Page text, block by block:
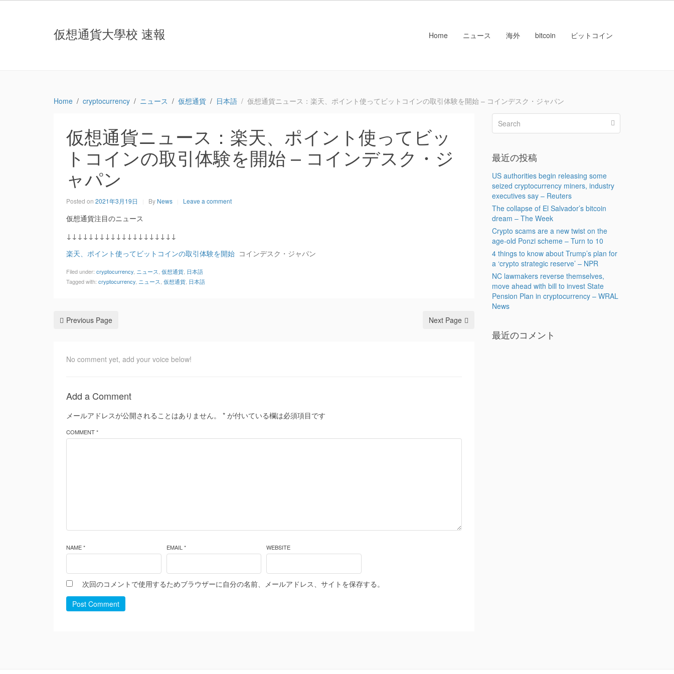
仮想通貨大學校 速報 Home ニュース 海外 bitcoin ビットコイン
Home cryptocurrency ニュース 仮想通貨 日本語 仮想通貨ニュース：楽天、ポイント使ってビットコインの取引体験を開始 – コインデスク・ジャパン
仮想通貨ニュース：楽天、ポイント使ってビッ
トコインの取引体験を開始 – コインデスク・ジ
ャパン
Posted on 2021年3月19日 By News Leave a comment
仮想通貨注目のニュース
↓↓↓↓↓↓↓↓↓↓↓↓↓↓↓↓↓↓↓↓
楽天、ポイント使ってビットコインの取引体験を開始 コインデスク・ジャパン
Filed under: cryptocurrency ニュース 仮想通貨 日本語
Tagged with: cryptocurrency ニュース 仮想通貨 日本語
Previous Page Next Page
No comment yet, add your voice below!
Add a Comment
メールアドレスが公開されることはありません。 * が付いている欄は必須項目です
COMMENT *
NAME * EMAIL * WEBSITE
次回のコメントで使用するためブラウザーに自分の名前、メールアドレス、サイトを保存する。
Post Comment
最近の投稿
US authorities begin releasing some
seized cryptocurrency miners, industry
executives say – Reuters
The collapse of El Salvador’s bitcoin
dream – The Week
Crypto scams are a new twist on the
age-old Ponzi scheme – Turn to 10
4 things to know about Trump’s plan for
a ‘crypto strategic reserve’ – NPR
NC lawmakers reverse themselves,
move ahead with bill to invest State
Pension Plan in cryptocurrency – WRAL
News
最近のコメント